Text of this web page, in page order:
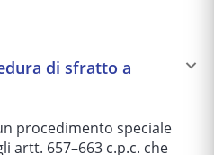
di sfratto a
procedimento speciale
artt. 657–663 c.p.c. che